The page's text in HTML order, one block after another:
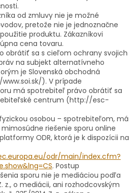
od zmluvy nie je možné
pretože nie je jednoznačne
produktu. Zákazníkovi
cena tovaru.
obrátiť sa s cieľom ochrany svojich
na subjekt alternatívneho
je Slovenská obchodná
). V prípade
má spotrebiteľ právo obrátiť sa
centrum (http://esc-
osobou – spotrebiteľom, má
riešenie sporu online
ODR, ktorá je k dispozícii na
odr/main/index.cfm?
. Postup
sporu nie je mediáciou podľa
z., o mediácii, ani rozhodcovským